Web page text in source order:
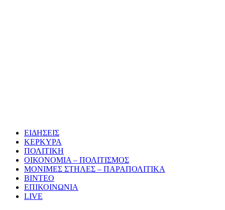
ΕΙΔΗΣΕΙΣ
ΚΕΡΚΥΡΑ
ΠΟΛΙΤΙΚΗ
ΟΙΚΟΝΟΜΙΑ – ΠΟΛΙΤΙΣΜΟΣ
ΜΟΝΙΜΕΣ ΣΤΗΛΕΣ – ΠΑΡΑΠΟΛΙΤΙΚΑ
ΒΙΝΤΕΟ
ΕΠΙΚΟΙΝΩΝΙΑ
LIVE